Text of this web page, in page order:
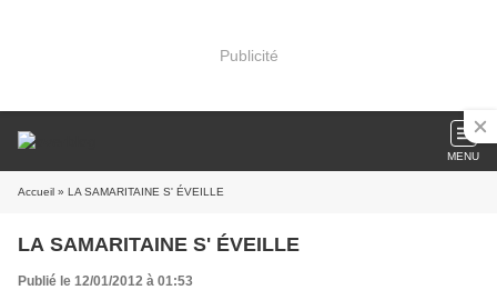
Publicité
MENU
Accueil » LA SAMARITAINE S' ÉVEILLE
LA SAMARITAINE S' ÉVEILLE
Publié le 12/01/2012 à 01:53